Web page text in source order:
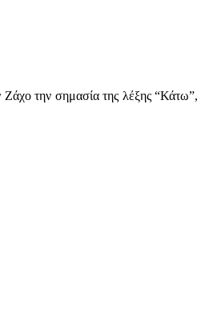
την σημασία της λέξης